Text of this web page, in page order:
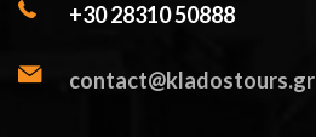
+30 28310 50888
contact@kladostours.gr